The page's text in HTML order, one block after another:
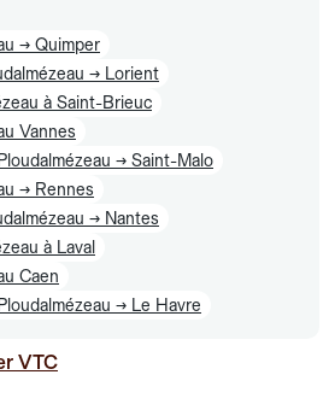
→ Quimper
→ Lorient
à Saint-Brieuc
Vannes
→ Saint-Malo
→ Rennes
→ Nantes
à Laval
Caen
→ Le Havre
VTC